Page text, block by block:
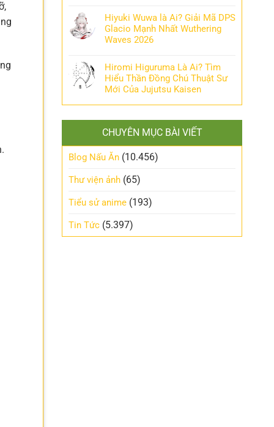
Hiyuki Wuwa là Ai? Giải Mã DPS
Glacio Mạnh Nhất Wuthering
Waves 2026
Hiromi Higuruma Là Ai? Tìm
Hiểu Thần Đồng Chú Thuật Sư
Mới Của Jujutsu Kaisen
CHUYÊN MỤC BÀI VIẾT
Blog Nấu Ăn (10.456)
Thư viện ảnh (65)
Tiểu sử anime (193)
Tin Tức (5.397)